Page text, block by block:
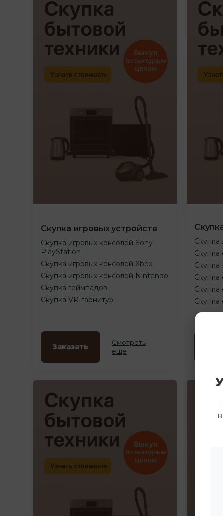
Скупка игровых устройств
Скупка игровых консолей Sony
PlayStation
Скупка игровых консолей Xbox
Скупка игровых консолей Nintendo
Скупка геймпадов
Скупка VR-гарнитур
Заказать
Смотреть
еще
Скупка
Скупка
Скупка
Скупка
Скупка